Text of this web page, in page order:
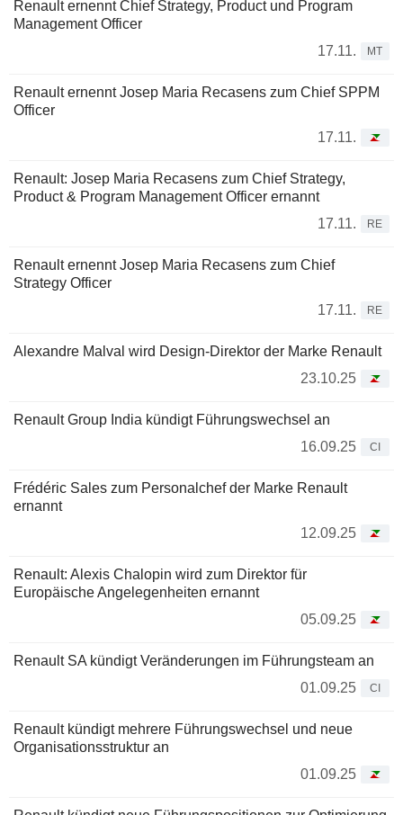
Renault ernennt Chief Strategy, Product und Program
Management Officer
17.11.
MT
Renault ernennt Josep Maria Recasens zum Chief SPPM
Officer
17.11.
Renault: Josep Maria Recasens zum Chief Strategy,
Product & Program Management Officer ernannt
17.11.
RE
Renault ernennt Josep Maria Recasens zum Chief
Strategy Officer
17.11.
RE
Alexandre Malval wird Design-Direktor der Marke Renault
23.10.25
Renault Group India kündigt Führungswechsel an
16.09.25
CI
Frédéric Sales zum Personalchef der Marke Renault
ernannt
12.09.25
Renault: Alexis Chalopin wird zum Direktor für
Europäische Angelegenheiten ernannt
05.09.25
Renault SA kündigt Veränderungen im Führungsteam an
01.09.25
CI
Renault kündigt mehrere Führungswechsel und neue
Organisationsstruktur an
01.09.25